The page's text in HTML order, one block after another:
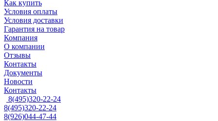
Как купить
Условия оплаты
Условия доставки
Гарантия на товар
Компания
О компании
Отзывы
Контакты
Документы
Новости
Контакты
8(495)320-22-24
8(495)320-22-24
8(926)044-47-44